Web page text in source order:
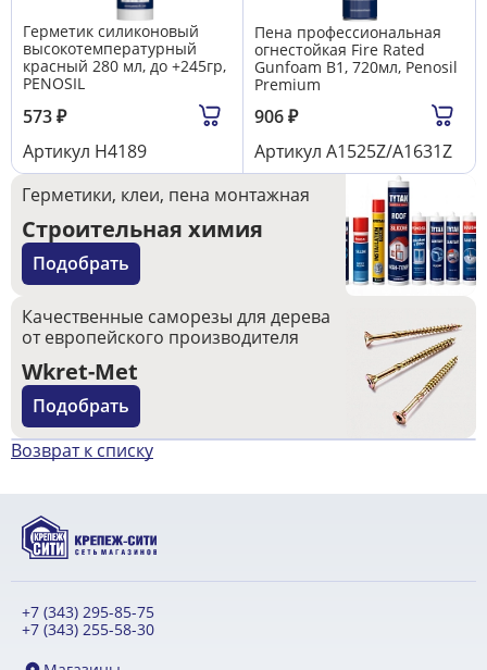
Герметик силиконовый
высокотемпературный
красный 280 мл, до +245гр,
PENOSIL
573₽
Артикул Н4189
Пена профессиональная
огнестойкая Fire Rated
Gunfoam B1, 720мл, Penosil
Premium
906₽
Артикул A1525Z/A1631Z
Герметики, клеи, пена монтажная
Строительная химия
Подобрать
Качественные саморезы для дерева
от европейского производителя
Wkret-Met
Подобрать
Возврат к списку
+7 (343) 295-85-75
+7 (343) 255-58-30